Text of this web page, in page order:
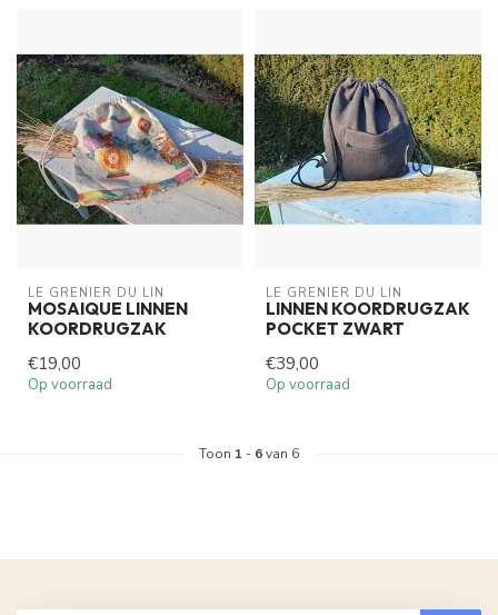
LE GRENIER DU LIN
MOSAIQUE LINNEN
KOORDRUGZAK
€19,00
Op voorraad
LE GRENIER DU LIN
LINNEN KOORDRUGZAK
POCKET ZWART
€39,00
Op voorraad
Toon 1 - 6van 6